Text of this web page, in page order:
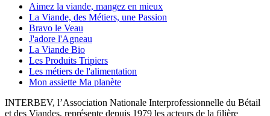
Aimez la viande, mangez en mieux
La Viande, des Métiers, une Passion
Bravo le Veau
J'adore l'Agneau
La Viande Bio
Les Produits Tripiers
Les métiers de l'alimentation
Mon assiette Ma planète
INTERBEV, l’Association Nationale Interprofessionnelle du Bétail
et des Viandes, représente depuis 1979 les acteurs de la filière